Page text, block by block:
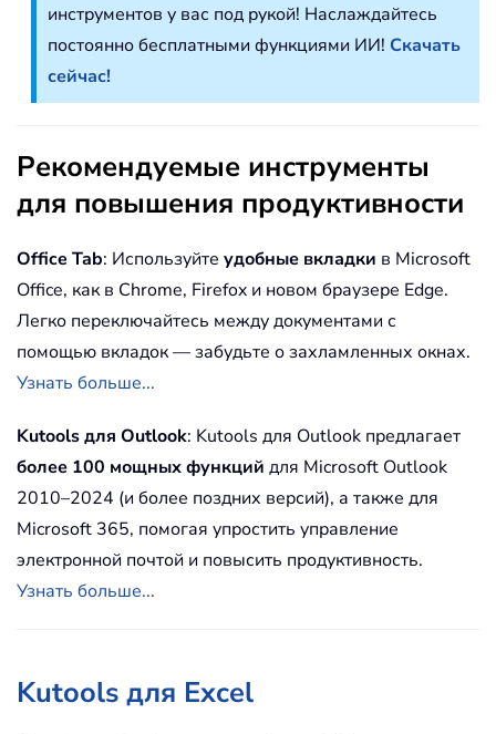
инструментов у вас под рукой! Наслаждайтесь
постоянно бесплатными функциями ИИ! Скачать
сейчас!
Рекомендуемые инструменты
для повышения продуктивности
Office Tab: Используйте удобные вкладки в Microsoft
Office, как в Chrome, Firefox и новом браузере Edge.
Легко переключайтесь между документами с
помощью вкладок — забудьте о захламленных окнах.
Узнать больше...
Kutools для Outlook: Kutools для Outlook предлагает
более 100 мощных функций для Microsoft Outlook
2010–2024 (и более поздних версий), а также для
Microsoft 365, помогая упростить управление
электронной почтой и повысить продуктивность.
Узнать больше...
Kutools для Excel